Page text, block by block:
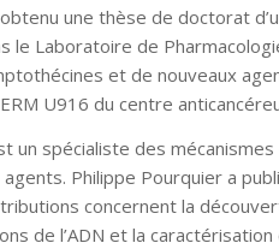
une thèse de doctorat
le Laboratoire de
et de nouveaux
U916 du centre
un spécialiste des
agents. Philippe Pourquier a
concernent la
de l’ADN et la